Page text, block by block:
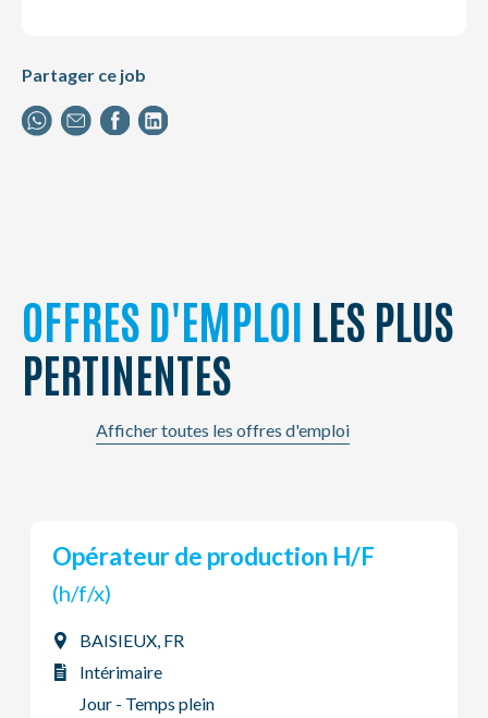
Partager ce job
OFFRES D'EMPLOI LES PLUS
PERTINENTES
Afficher toutes les offres d'emploi
Opérateur de production H/F
(h/f/x)
BAISIEUX, FR
Intérimaire
Jour - Temps plein